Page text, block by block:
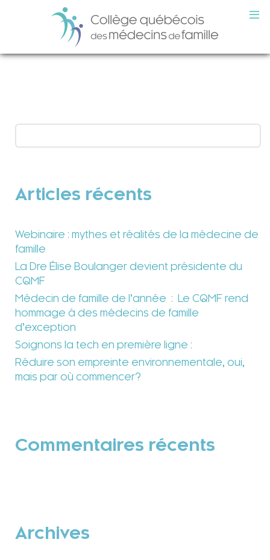
Articles récents
Webinaire : mythes et réalités de la médecine de
famille
La Dre Élise Boulanger devient présidente du
CQMF
Médecin de famille de l’année : Le CQMF rend
hommage à des médecins de famille
d’exception
Soignons la tech en première ligne :
Réduire son empreinte environnementale, oui,
mais par où commencer?
Commentaires récents
Archives